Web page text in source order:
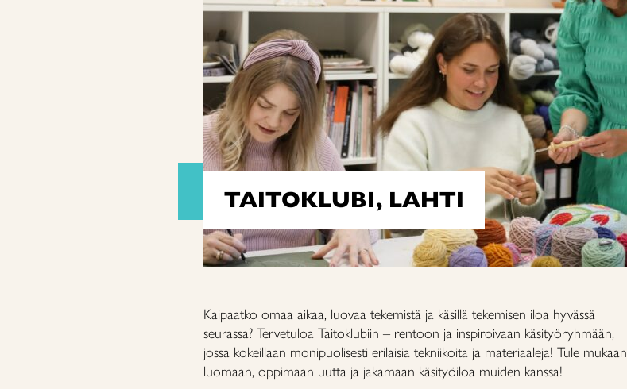
TAITOKLUBI, LAHTI
Kaipaatko omaa aikaa, luovaa tekemistä ja käsillä tekemisen iloa hyvässä
seurassa? Tervetuloa Taitoklubiin – rentoon ja inspiroivaan käsityöryhmään,
jossa kokeillaan monipuolisesti erilaisia tekniikoita ja materiaaleja! Tule mukaan
luomaan, oppimaan uutta ja jakamaan käsityöiloa muiden kanssa!